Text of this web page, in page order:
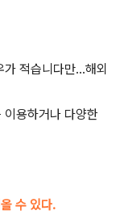
적습니다만...해외
용하거나 다양한
수 있다.